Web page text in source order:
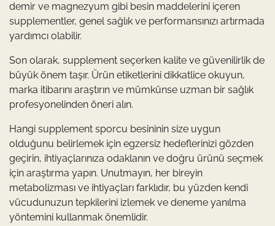
demir ve magnezyum gibi besin maddelerini içeren
supplementler, genel sağlık ve performansınızı artırmada
yardımcı olabilir.
Son olarak, supplement seçerken kalite ve güvenilirlik de
büyük önem taşır. Ürün etiketlerini dikkatlice okuyun,
marka itibarını araştırın ve mümkünse uzman bir sağlık
profesyonelinden öneri alın.
Hangi supplement sporcu besininin size uygun
olduğunu belirlemek için egzersiz hedeflerinizi gözden
geçirin, ihtiyaçlarınıza odaklanın ve doğru ürünü seçmek
için araştırma yapın. Unutmayın, her bireyin
metabolizması ve ihtiyaçları farklıdır, bu yüzden kendi
vücudunuzun tepkilerini izlemek ve deneme yanılma
yöntemini kullanmak önemlidir.